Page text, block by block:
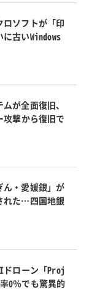
ソフトが「印
古いWindows
が全面復旧、
攻撃から復旧で
ん・愛媛銀」が
れた…四国地銀
ドローン「Proj
0％でも驚異的